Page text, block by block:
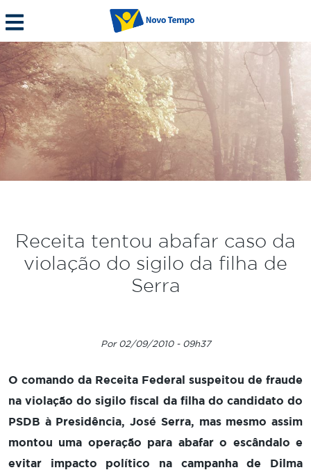
Receita tentou abafar caso da
violação do sigilo da filha de
Serra
Por 02/09/2010 - 09h37
O comando da Receita Federal suspeitou de fraude
na violação do sigilo fiscal da filha do candidato do
PSDB à Presidência, José Serra, mas mesmo assim
montou uma operação para abafar o escândalo e
evitar impacto político na campanha de Dilma